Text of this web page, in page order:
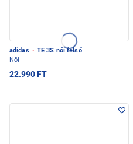
adidas · TE 3S női felső
Női
22.990 FT